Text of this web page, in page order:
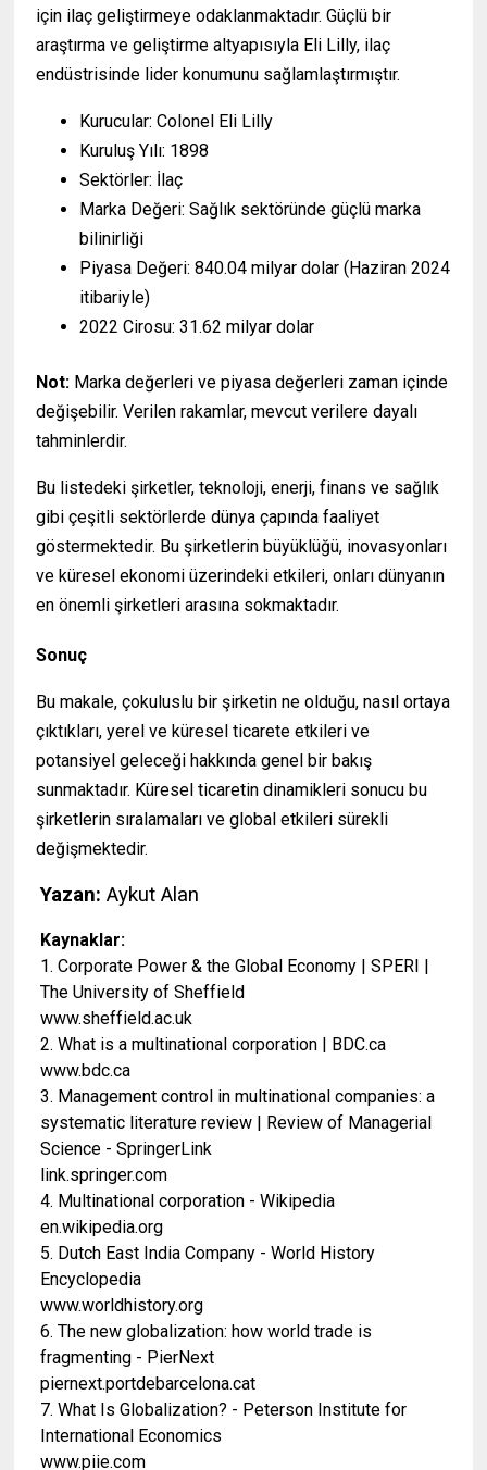
için ilaç geliştirmeye odaklanmaktadır. Güçlü bir
araştırma ve geliştirme altyapısıyla Eli Lilly, ilaç
endüstrisinde lider konumunu sağlamlaştırmıştır.
Kurucular: Colonel Eli Lilly
Kuruluş Yılı: 1898
Sektörler: İlaç
Marka Değeri: Sağlık sektöründe güçlü marka
bilinirliği
Piyasa Değeri: 840.04 milyar dolar (Haziran 2024
itibariyle)
2022 Cirosu: 31.62 milyar dolar
Not: Marka değerleri ve piyasa değerleri zaman içinde
değişebilir. Verilen rakamlar, mevcut verilere dayalı
tahminlerdir.
Bu listedeki şirketler, teknoloji, enerji, finans ve sağlık
gibi çeşitli sektörlerde dünya çapında faaliyet
göstermektedir. Bu şirketlerin büyüklüğü, inovasyonları
ve küresel ekonomi üzerindeki etkileri, onları dünyanın
en önemli şirketleri arasına sokmaktadır.
Sonuç
Bu makale, çokuluslu bir şirketin ne olduğu, nasıl ortaya
çıktıkları, yerel ve küresel ticarete etkileri ve
potansiyel geleceği hakkında genel bir bakış
sunmaktadır. Küresel ticaretin dinamikleri sonucu bu
şirketlerin sıralamaları ve global etkileri sürekli
değişmektedir.
Yazan:Aykut Alan
Kaynaklar:
1. Corporate Power & the Global Economy | SPERI |
The University of Sheffield
www.sheffield.ac.uk
2. What is a multinational corporation | BDC.ca
www.bdc.ca
3. Management control in multinational companies: a
systematic literature review | Review of Managerial
Science - SpringerLink
link.springer.com
4. Multinational corporation - Wikipedia
en.wikipedia.org
5. Dutch East India Company - World History
Encyclopedia
www.worldhistory.org
6. The new globalization: how world trade is
fragmenting - PierNext
piernext.portdebarcelona.cat
7. What Is Globalization? - Peterson Institute for
International Economics
www.piie.com